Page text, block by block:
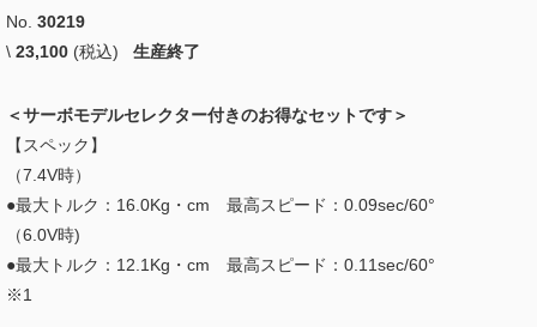
No. 30219
\ 23,100 (税込) 生産終了
＜サーボモデルセレクター付きのお得なセットです＞
【スペック】
（7.4V時）
●最大トルク：16.0Kg・cm 最高スピード：0.09sec/60°
（6.0V時)
●最大トルク：12.1Kg・cm 最高スピード：0.11sec/60°
※1